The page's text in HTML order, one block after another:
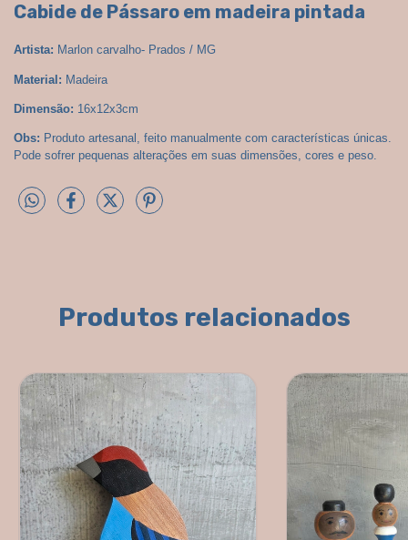
Cabide de Pássaro em madeira pintada
Artista: Marlon carvalho- Prados / MG
Material: Madeira
Dimensão: 16x12x3cm
Obs: Produto artesanal, feito manualmente com características únicas.
Pode sofrer pequenas alterações em suas dimensões, cores e peso.
Produtos relacionados